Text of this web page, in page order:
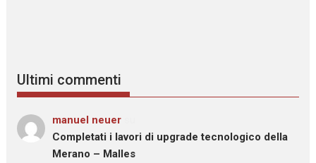
Ultimi commenti
manuel neuer
Completati i lavori di upgrade tecnologico della
Merano – Malles